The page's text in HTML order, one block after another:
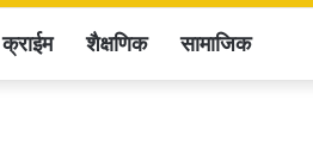
क्राईम शैक्षणिक सामाजिक